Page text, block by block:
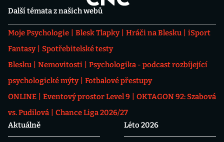
Další témata z našich webů
Moje Psychologie Blesk Tlapky Hráči na Blesku
iSport
Fantasy
Spotřebitelské testy
Blesku
Nemovitosti
Psychologika - podcast rozbíjející
psychologické mýty
Fotbalové přestupy
ONLINE
Eventový prostor Level 9
OKTAGON 92: Szabová
vs. Pudilová
Chance Liga 2026/27
Aktuálně
Léto 2026